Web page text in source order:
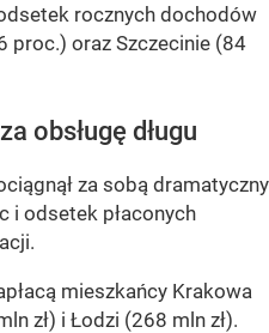
rocznych dochodów
proc.) oraz Szczecinie (84
obsługę długu
za sobą dramatyczny
i odsetek płaconych
mieszkańcy Krakowa
zł) i Łodzi (268 mln zł).